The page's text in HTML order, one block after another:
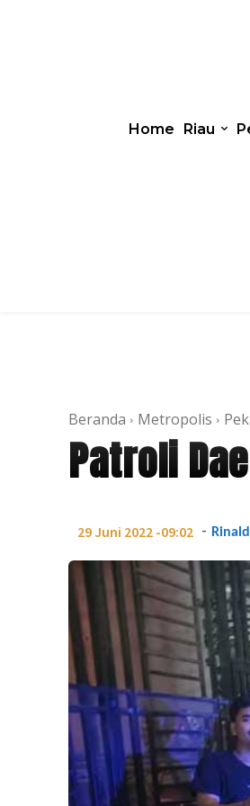
Home Riau
Beranda Metropolis
Patroli
29 Juni 2022 -09:02 -